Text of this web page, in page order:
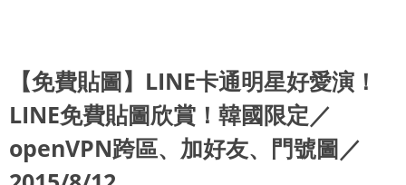
【免費貼圖】LINE卡通明星好愛演！
LINE免費貼圖欣賞！韓國限定／
openVPN跨區、加好友、門號圖／